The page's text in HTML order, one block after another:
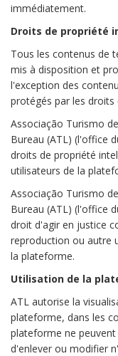
immédiatement.
Droits de propriété
Tous les contenus de
mis à disposition et
l'exception des
protégés par les droits
Associação Turismo
Bureau (ATL) (l'office
droits de propriété
utilisateurs de la
Associação Turismo
Bureau (ATL) (l'office
droit d'agir en justice
reproduction ou autre
la plateforme.
Utilisation de la
ATL autorise la
plateforme, dans les
plateforme ne
d'enlever ou modifier